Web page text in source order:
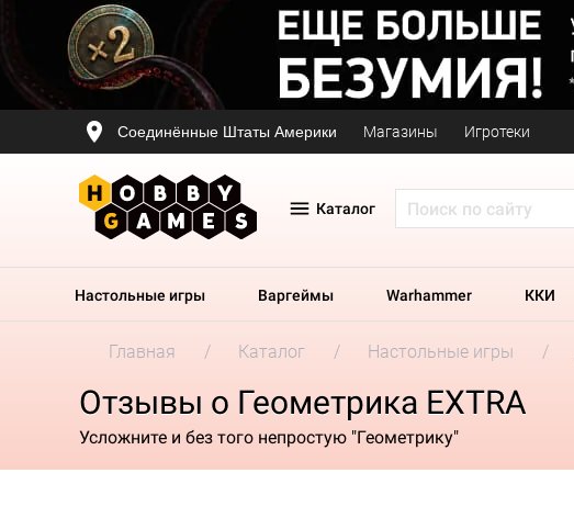
Соединённые Штаты Америки Магазины Игротеки
Каталог
Настольные игры Варгеймы Warhammer ККИ
Главная Каталог Настольные игры
Отзывы о Геометрика EХTRA
Усложните и без того непростую "Геометрику"